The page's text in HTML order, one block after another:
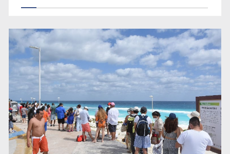
EU reanudará este sábado inspecciones de aguacate en
Michoacán